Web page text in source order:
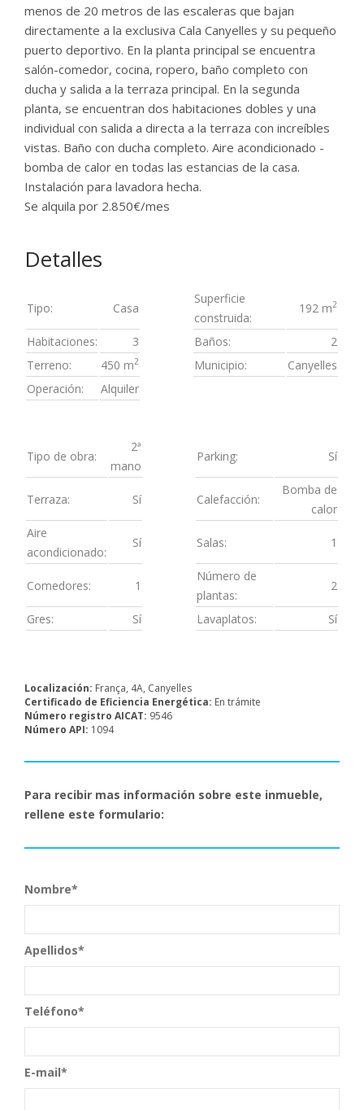
menos de 20 metros de las escaleras que bajan
directamente a la exclusiva Cala Canyelles y su pequeño
puerto deportivo. En la planta principal se encuentra
salón-comedor, cocina, ropero, baño completo con
ducha y salida a la terraza principal. En la segunda
planta, se encuentran dos habitaciones dobles y una
individual con salida a directa a la terraza con increíbles
vistas. Baño con ducha completo. Aire acondicionado -
bomba de calor en todas las estancias de la casa.
Instalación para lavadora hecha.
Se alquila por 2.850€/mes
Detalles
Tipo: Casa
Superficie
construida:
192 m2
Habitaciones: 3 Baños:
2
Terreno:
450 m2 Municipio:
Canyelles
Operación:
Alquiler
Tipo de obra:
2ª
mano
Parking: Sí
Terraza: Sí Calefacción:
Bomba de
calor
Aire
acondicionado:
Sí Salas: 1
Comedores: 1
Número de
plantas:
2
Gres: Sí Lavaplatos: Sí
Localización: França, 4A, Canyelles
Certificado de Eficiencia Energética: En trámite
Número registro AICAT: 9546
Número API: 1094
Para recibir mas información sobre este inmueble,
rellene este formulario:
Nombre*
Apellidos*
Teléfono*
E-mail*